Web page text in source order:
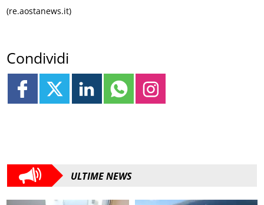
(re.aostanews.it)
Condividi
ULTIME NEWS